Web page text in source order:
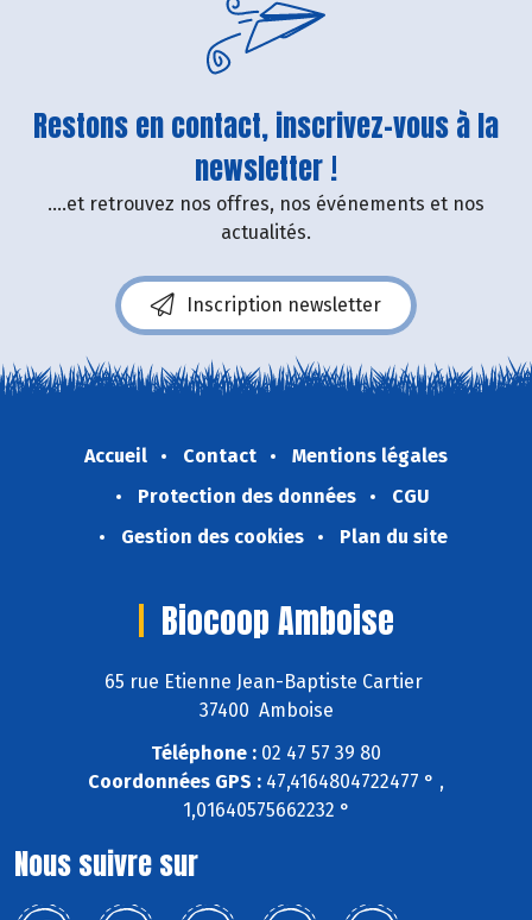
Restons en contact, inscrivez-vous à la
newsletter !
....et retrouvez nos offres, nos événements et nos
actualités.
Inscription newsletter
Accueil Contact
Mentions légales
Protection des données
CGU
Gestion des cookies
Plan du site
Biocoop Amboise
65 rue Etienne Jean-Baptiste Cartier
37400 Amboise
Téléphone : 02 47 57 39 80
Coordonnées GPS : 47,4164804722477 ° ,
1,01640575662232 °
Nous suivre sur